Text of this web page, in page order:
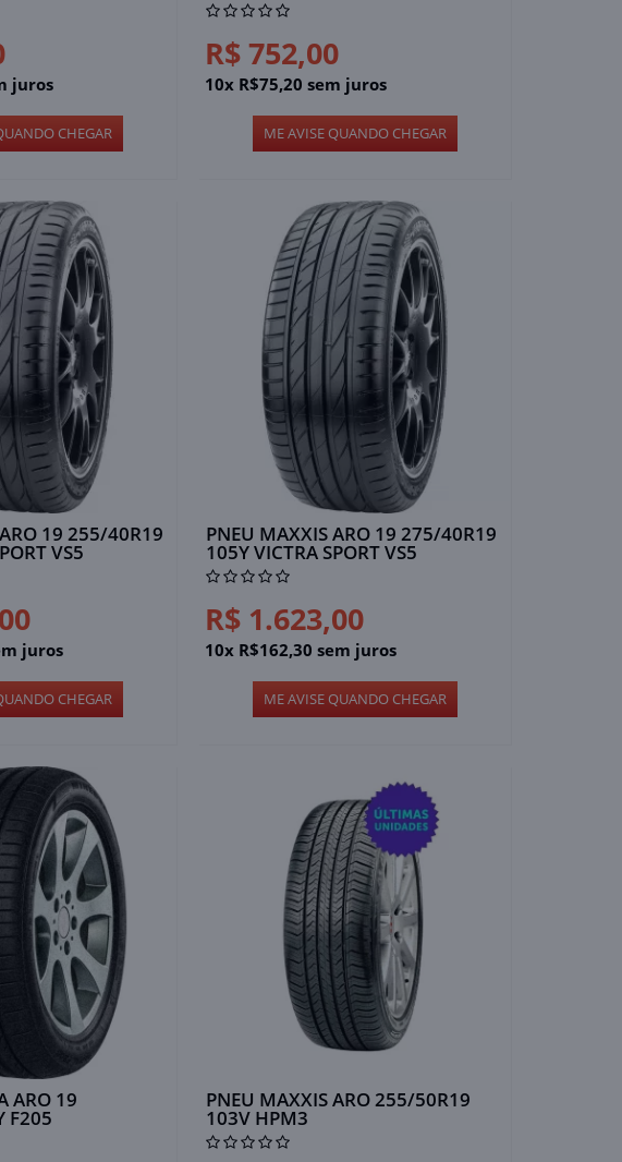
juros
CHEGAR
R$ 752,00
10x R$75,20 sem juros
ME AVISE QUANDO CHEGAR
19 255/40R19
VS5
juros
CHEGAR
PNEU MAXXIS ARO 19 275/40R19
105Y VICTRA SPORT VS5
R$ 1.623,00
10x R$162,30 sem juros
ME AVISE QUANDO CHEGAR
ARO 19
F205
PNEU MAXXIS ARO 255/50R19
103V HPM3